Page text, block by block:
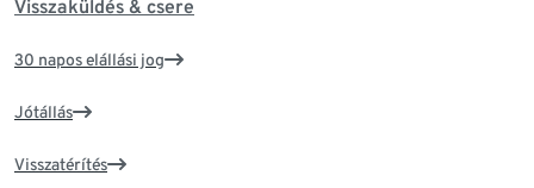
Visszaküldés & csere
30 napos elállási jog
Jótállás
Visszatérítés